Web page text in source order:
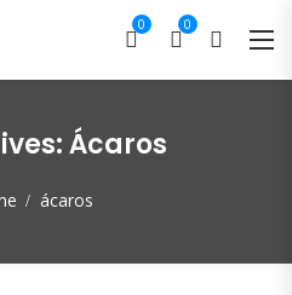
0 0
Ácaros
ácaros